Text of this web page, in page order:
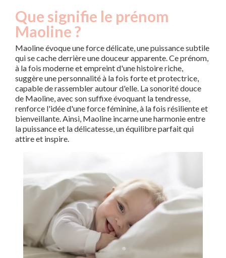
Que signifie le prénom
Maoline ?
Maoline évoque une force délicate, une puissance subtile
qui se cache derrière une douceur apparente. Ce prénom,
à la fois moderne et empreint d'une histoire riche,
suggère une personnalité à la fois forte et protectrice,
capable de rassembler autour d'elle. La sonorité douce
de Maoline, avec son suffixe évoquant la tendresse,
renforce l'idée d'une force féminine, à la fois résiliente et
bienveillante. Ainsi, Maoline incarne une harmonie entre
la puissance et la délicatesse, un équilibre parfait qui
attire et inspire.